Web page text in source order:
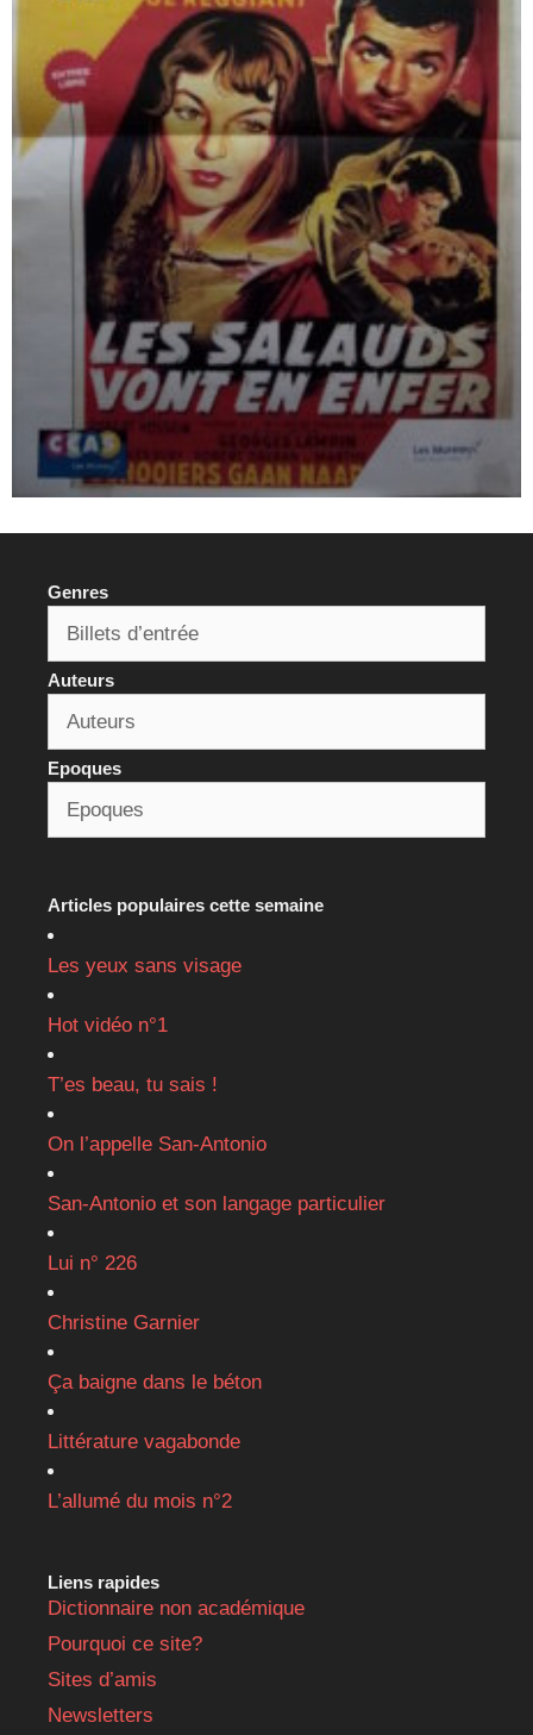
Genres
Auteurs
Epoques
Articles populaires cette semaine
Les yeux sans visage
Hot vidéo n°1
T’es beau, tu sais !
On l’appelle San-Antonio
San-Antonio et son langage particulier
Lui n° 226
Christine Garnier
Ça baigne dans le béton
Littérature vagabonde
L’allumé du mois n°2
Liens rapides
Dictionnaire non académique
Pourquoi ce site?
Sites d’amis
Newsletters